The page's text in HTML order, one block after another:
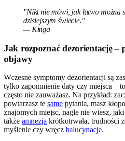
"Nikt nie mówi, jak łatwo można
dzisiejszym świecie."
— Kinga
Jak rozpoznać dezorientację –
objawy
Wczesne symptomy dezorientacji są
tylko zapomnienie daty czy miejsca –
często nie zauważasz. Na przykład:
powtarzasz te same pytania, masz
znajomych miejsc, nagle nie wiesz,
także amnezja krótkotrwała, trudności
myślenie czy wręcz halucynacje.